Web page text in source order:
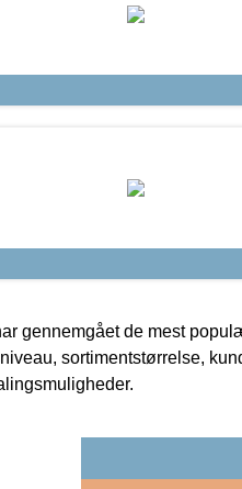
gennemgået de mest
sortimentstørrelse,